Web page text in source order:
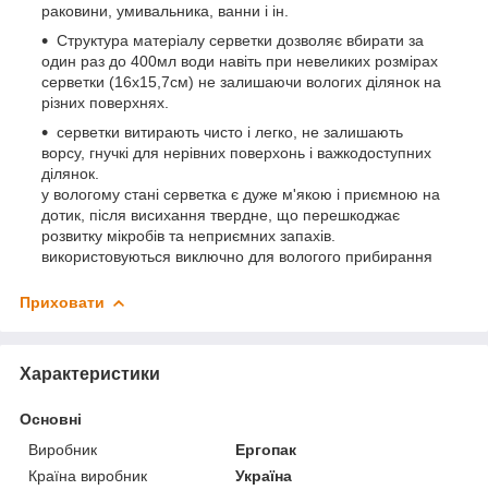
раковини, умивальника, ванни і ін.
Структура матеріалу серветки дозволяє вбирати за
один раз до 400мл води навіть при невеликих розмірах
серветки (16х15,7см) не залишаючи вологих ділянок на
різних поверхнях.
серветки витирають чисто і легко, не залишають
ворсу, гнучкі для нерівних поверхонь і важкодоступних
ділянок.
у вологому стані серветка є дуже м'якою і приємною на
дотик, після висихання твердне, що перешкоджає
розвитку мікробів та неприємних запахів.
використовуються виключно для вологого прибирання
Приховати
Характеристики
Основні
Виробник
Ергопак
Країна виробник
Україна